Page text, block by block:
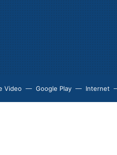
Video Google Play Internet